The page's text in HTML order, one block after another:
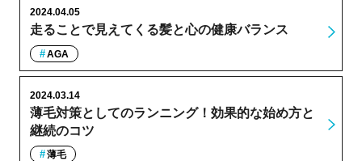
走ることで見えてくる髪と心の健康バランス
2024.04.05
AGA
薄毛対策としてのランニング！効果的な始め方と
継続のコツ
2024.03.14
薄毛